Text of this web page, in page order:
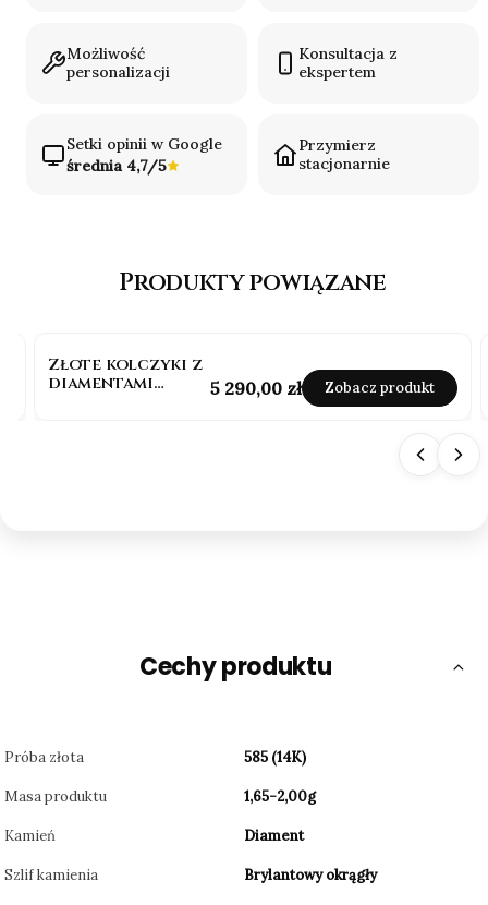
Możliwość
personalizacji
Konsultacja z
ekspertem
Setki opinii w Google
średnia 4,7/5
Przymierz
stacjonarnie
Produkty powiązane
Złote kolczyki z
diamentami
Cena
5 290,00 zł Zobacz produkt
Cechy produktu
Próba złota 585 (14K)
Masa produktu 1,65-2,00g
Kamień Diament
Szlif kamienia Brylantowy okrągły